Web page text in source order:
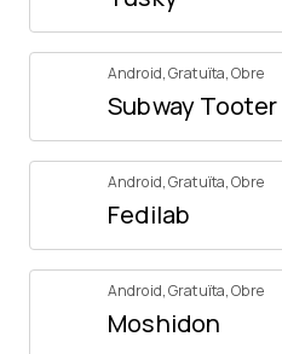
Android,Gratuïta,Obre
Subway Tooter
Android,Gratuïta,Obre
Fedilab
Android,Gratuïta,Obre
Moshidon